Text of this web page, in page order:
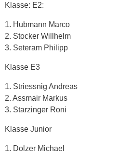
Klasse: E2:
1. Hubmann Marco
2. Stocker Willhelm
3. Seteram Philipp
Klasse E3
1. Striessnig Andreas
2. Assmair Markus
3. Starzinger Roni
Klasse Junior
1. Dolzer Michael